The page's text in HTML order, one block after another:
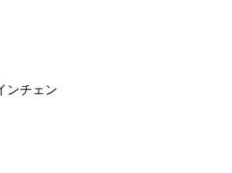
ンチェン